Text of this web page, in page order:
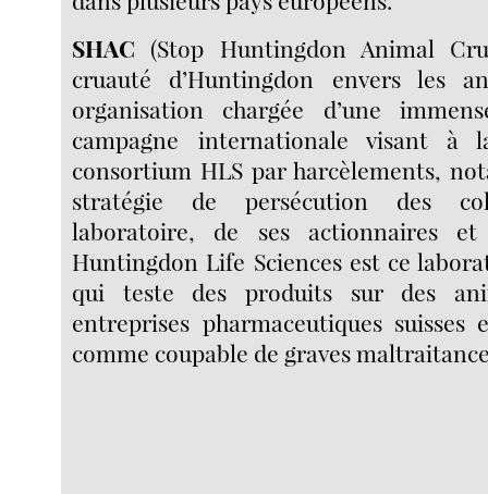
SHAC (Stop Huntingdon Animal
cruauté d’Huntingdon envers les
organisation chargée d’une
campagne internationale visant à
consortium HLS par harcèlements,
stratégie de persécution des
laboratoire, de ses actionnaires
Huntingdon Life Sciences est ce
qui teste des produits sur des
entreprises pharmaceutiques
comme coupable de graves